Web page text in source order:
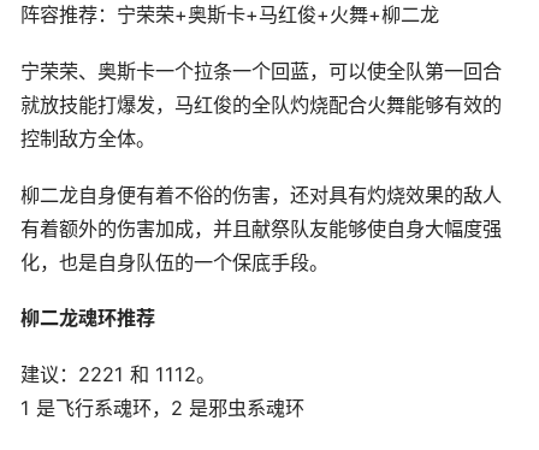
阵容推荐：宁荣荣+奥斯卡+马红俊+火舞+柳二龙
宁荣荣、奥斯卡一个拉条一个回蓝，可以使全队第一回合
就放技能打爆发，马红俊的全队灼烧配合火舞能够有效的
控制敌方全体。
柳二龙自身便有着不俗的伤害，还对具有灼烧效果的敌人
有着额外的伤害加成，并且献祭队友能够使自身大幅度强
化，也是自身队伍的一个保底手段。
柳二龙魂环推荐
建议：2221 和 1112。
1 是飞行系魂环，2 是邪虫系魂环